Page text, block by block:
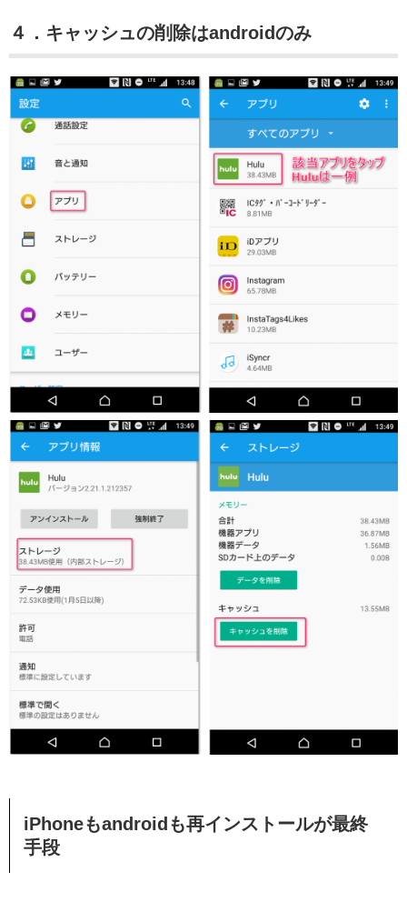
４．キャッシュの削除はandroidのみ
iPhoneもandroidも再インストールが最終
手段